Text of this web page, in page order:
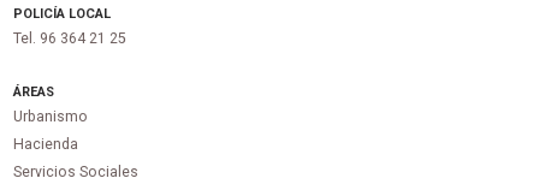
POLICÍA LOCAL
Tel. 96 364 21 25
ÁREAS
Urbanismo
Hacienda
Servicios Sociales